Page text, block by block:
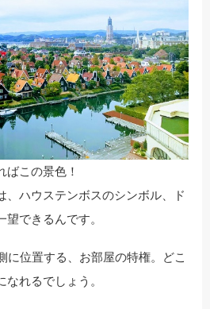
ばこの景色！
、ハウステンボスのシンボル、ド
望できるんです。
に位置する、お部屋の特権。どこ
れるでしょう。